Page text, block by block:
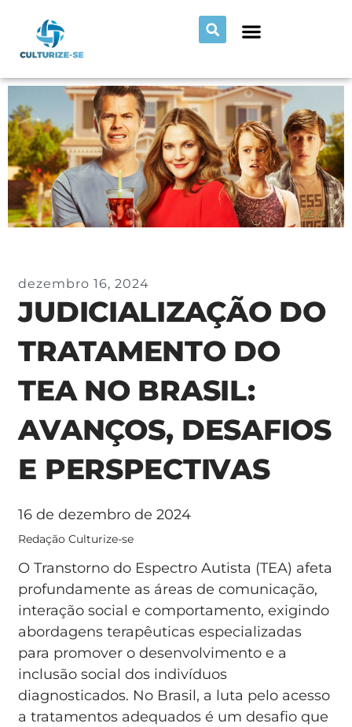
dezembro 16, 2024
JUDICIALIZAÇÃO DO
TRATAMENTO DO
TEA NO BRASIL:
AVANÇOS, DESAFIOS
E PERSPECTIVAS
16 de dezembro de 2024
Redação Culturize-se
O Transtorno do Espectro Autista (TEA) afeta
profundamente as áreas de comunicação,
interação social e comportamento, exigindo
abordagens terapêuticas especializadas
para promover o desenvolvimento e a
inclusão social dos indivíduos
diagnosticados. No Brasil, a luta pelo acesso
a tratamentos adequados é um desafio que